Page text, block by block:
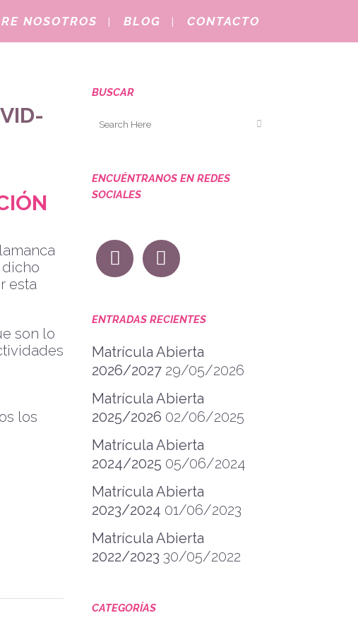
NOSOTROS BLOG CONTACTO
esta
son lo
los
BUSCAR
ENCUÉNTRANOS EN REDES
SOCIALES
ENTRADAS RECIENTES
Matrícula Abierta
2026/2027 29/05/2026
Matrícula Abierta
2025/2026 02/06/2025
Matrícula Abierta
2024/2025 05/06/2024
Matrícula Abierta
2023/2024 01/06/2023
Matrícula Abierta
2022/2023 30/05/2022
CATEGORÍAS